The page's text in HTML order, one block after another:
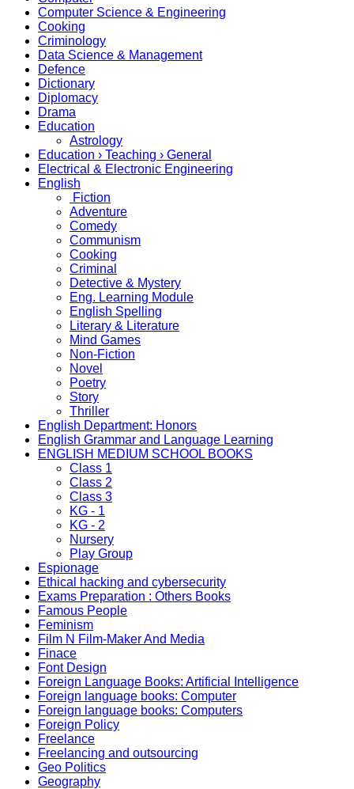
Computer Science & Engineering
Cooking
Criminology
Data Science & Management
Defence
Dictionary
Diplomacy
Drama
Education
Astrology
Education › Teaching › General
Electrical & Electronic Engineering
English
Fiction
Adventure
Comedy
Communism
Cooking
Criminal
Detective & Mystery
Eng. Learning Module
English Spelling
Literary & Literature
Mind Games
Non-Fiction
Novel
Poetry
Story
Thriller
English Department: Honors
English Grammar and Language Learning
ENGLISH MEDIUM SCHOOL BOOKS
Class 1
Class 2
Class 3
KG - 1
KG - 2
Nursery
Play Group
Espionage
Ethical hacking and cybersecurity
Exams Preparation : Others Books
Famous People
Feminism
Film N Film-Maker And Media
Finace
Font Design
Foreign Language Books: Artificial Intelligence
Foreign language books: Computer
Foreign language books: Computers
Foreign Policy
Freelance
Freelancing and outsourcing
Geo Politics
Geography